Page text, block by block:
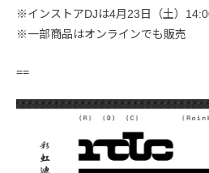
※インストアDJは4月23日（土）
※一部商品はオンラインでも販売
==